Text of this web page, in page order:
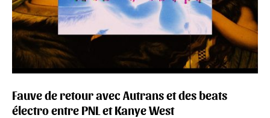
Fauve de retour avec Autrans et des beats
électro entre PNL et Kanye West